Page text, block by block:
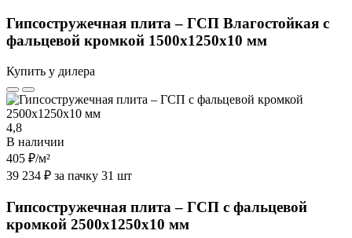
Гипсостружечная плита – ГСП Влагостойкая с
фальцевой кромкой 1500х1250х10 мм
Купить у дилера
4,8
В наличии
405 ₽/м²
39 234 ₽ за пачку 31 шт
Гипсостружечная плита – ГСП с фальцевой
кромкой 2500х1250х10 мм